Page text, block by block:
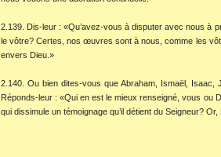
2.139. Dis-leur : «Qu’avez-vous à disputer avec nous à
le vôtre? Certes, nos œuvres sont à nous, comme les
envers Dieu.»
2.140. Ou bien dites-vous que Abraham, Ismaël,
Réponds-leur : «Qui en est le mieux renseigné, vous ou
qui dissimule un témoignage qu’il détient du Seigneur?